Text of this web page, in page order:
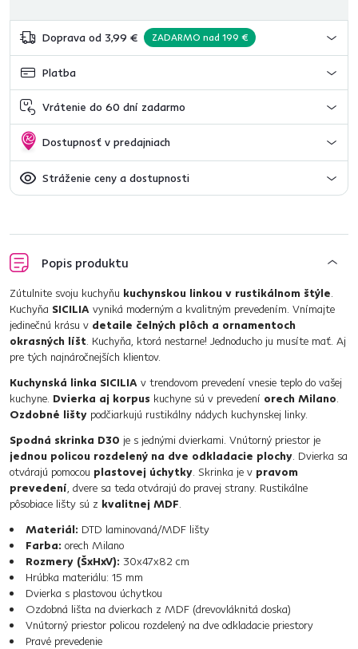
Doprava od 3,99 € ZADARMO nad 199 €
Platba
Vrátenie do 60 dní zadarmo
Dostupnosť v predajniach
Stráženie ceny a dostupnosti
Popis produktu
Zútulnite svoju kuchyňu kuchynskou linkou v rustikálnom štýle.
Kuchyňa SICILIA vyniká moderným a kvalitným prevedením. Vnímajte
jedinečnú krásu v detaile čelných plôch a ornamentoch
okrasných líšt. Kuchyňa, ktorá nestarne! Jednoducho ju musíte mať. Aj
pre tých najnáročnejších klientov.
Kuchynská linka SICILIA v trendovom prevedení vnesie teplo do vašej
kuchyne. Dvierka aj korpus kuchyne sú v prevedení orech Milano.
Ozdobné lišty podčiarkujú rustikálny nádych kuchynskej linky.
Spodná skrinka D30 je s jednými dvierkami. Vnútorný priestor je
jednou policou rozdelený na dve odkladacie plochy. Dvierka sa
otvárajú pomocou plastovej úchytky. Skrinka je v pravom
prevedení, dvere sa teda otvárajú do pravej strany. Rustikálne
pôsobiace lišty sú z kvalitnej MDF.
Materiál: DTD laminovaná/MDF lišty
Farba: orech Milano
Rozmery (ŠxHxV): 30x47x82 cm
Hrúbka materiálu: 15 mm
Dvierka s plastovou úchytkou
Ozdobná lišta na dvierkach z MDF (drevovláknitá doska)
Vnútorný priestor policou rozdelený na dve odkladacie priestory
Pravé prevedenie